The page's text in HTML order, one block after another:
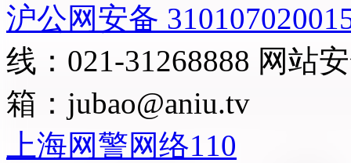
沪公网安备
线：021-31268888 网站
箱： jubao@aniu.tv
上海网警网络110